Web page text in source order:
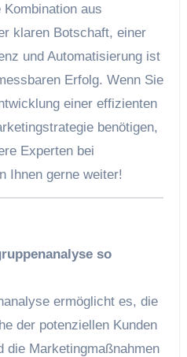
aus
klaren Botschaft, einer
und Automatisierung ist
Erfolg. Wenn Sie
einer effizienten
benötigen,
Experten bei
Ihnen gerne weiter!
so
ermöglicht es, die
der potenziellen Kunden
die Marketingmaßnahmen